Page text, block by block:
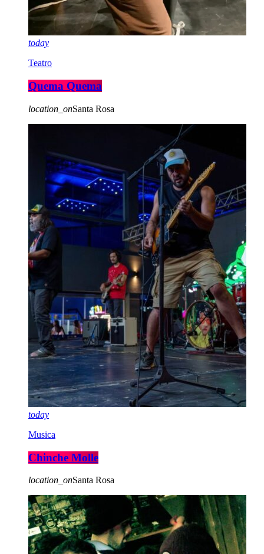
today
Teatro
Quema Quema
location_onSanta Rosa
today
Musica
Chinche Molle
location_onSanta Rosa